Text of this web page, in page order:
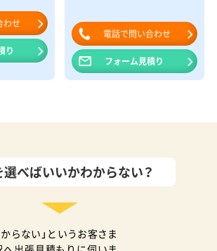
わせ
り
電話で問い合わせ
フォーム見積り
選べばいいかわからない？
らない」というお客さま